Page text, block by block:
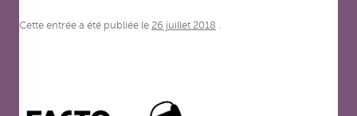
Cette entrée a été publiée le 26 juillet 2018 .